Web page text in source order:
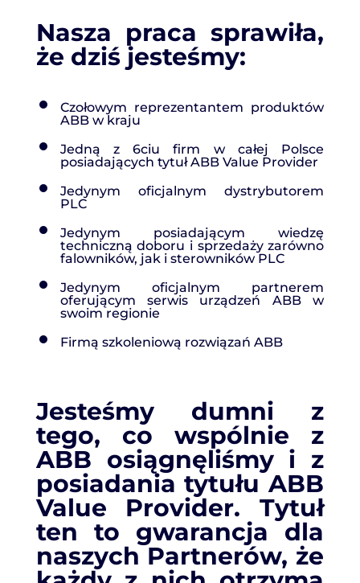
Nasza praca sprawiła,
że dziś jesteśmy:
Czołowym reprezentantem produktów
ABB w kraju
Jedną z 6ciu firm w całej Polsce
posiadających tytuł ABB Value Provider
Jedynym oficjalnym dystrybutorem
PLC
Jedynym posiadającym wiedzę
techniczną doboru i sprzedaży zarówno
falowników, jak i sterowników PLC
Jedynym oficjalnym partnerem
oferującym serwis urządzeń ABB w
swoim regionie
Firmą szkoleniową rozwiązań ABB
Jesteśmy dumni z
tego, co wspólnie z
ABB osiągnęliśmy i z
posiadania tytułu ABB
Value Provider. Tytuł
ten to gwarancja dla
naszych Partnerów, że